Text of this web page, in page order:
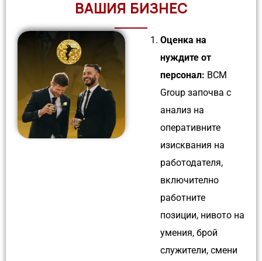
ВАШИЯ БИЗНЕС
Оценка на
нуждите от
персонал: BCM
Group започва с
анализ на
оперативните
изисквания на
работодателя,
включително
работните
позиции, нивото на
умения, брой
служители, смени